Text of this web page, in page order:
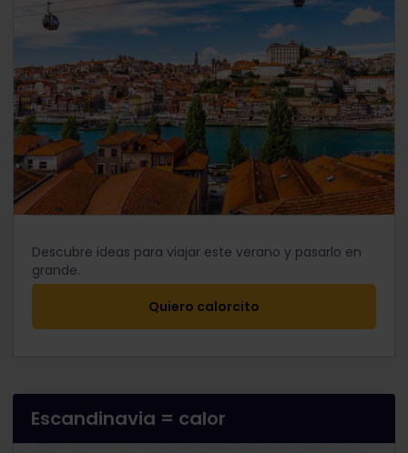
Descubre ideas para viajar este verano y pasarlo en
grande.
Quiero calorcito
Escandinavia = calor